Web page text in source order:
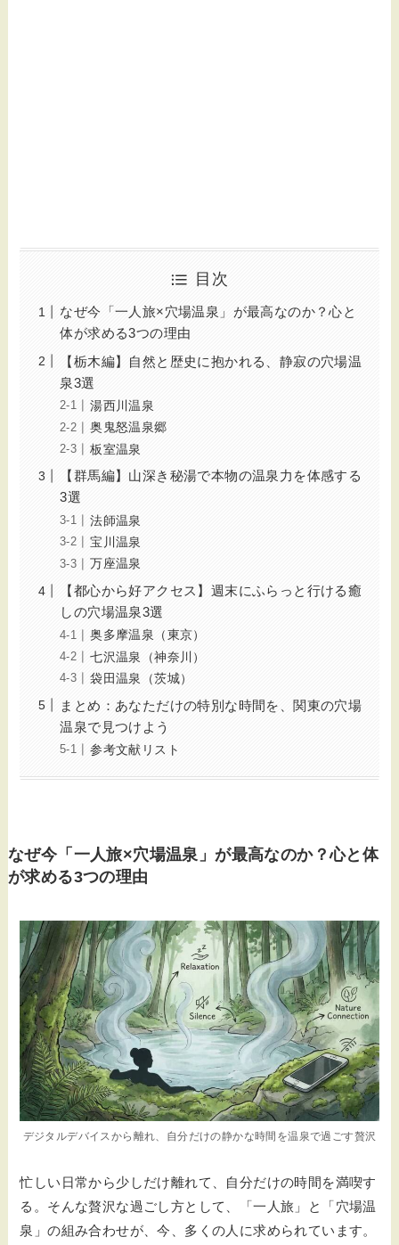
目次
なぜ今「一人旅×穴場温泉」が最高なのか？心と
体が求める3つの理由
【栃木編】自然と歴史に抱かれる、静寂の穴場温
泉3選
湯西川温泉
奥鬼怒温泉郷
板室温泉
【群馬編】山深き秘湯で本物の温泉力を体感する
3選
法師温泉
宝川温泉
万座温泉
【都心から好アクセス】週末にふらっと行ける癒
しの穴場温泉3選
奥多摩温泉（東京）
七沢温泉（神奈川）
袋田温泉（茨城）
まとめ：あなただけの特別な時間を、関東の穴場
温泉で見つけよう
参考文献リスト
なぜ今「一人旅×穴場温泉」が最高なのか？心と体
が求める3つの理由
デジタルデバイスから離れ、自分だけの静かな時間を温泉で過ごす贅沢
忙しい日常から少しだけ離れて、自分だけの時間を満喫す
る。そんな贅沢な過ごし方として、「一人旅」と「穴場温
泉」の組み合わせが、今、多くの人に求められています。